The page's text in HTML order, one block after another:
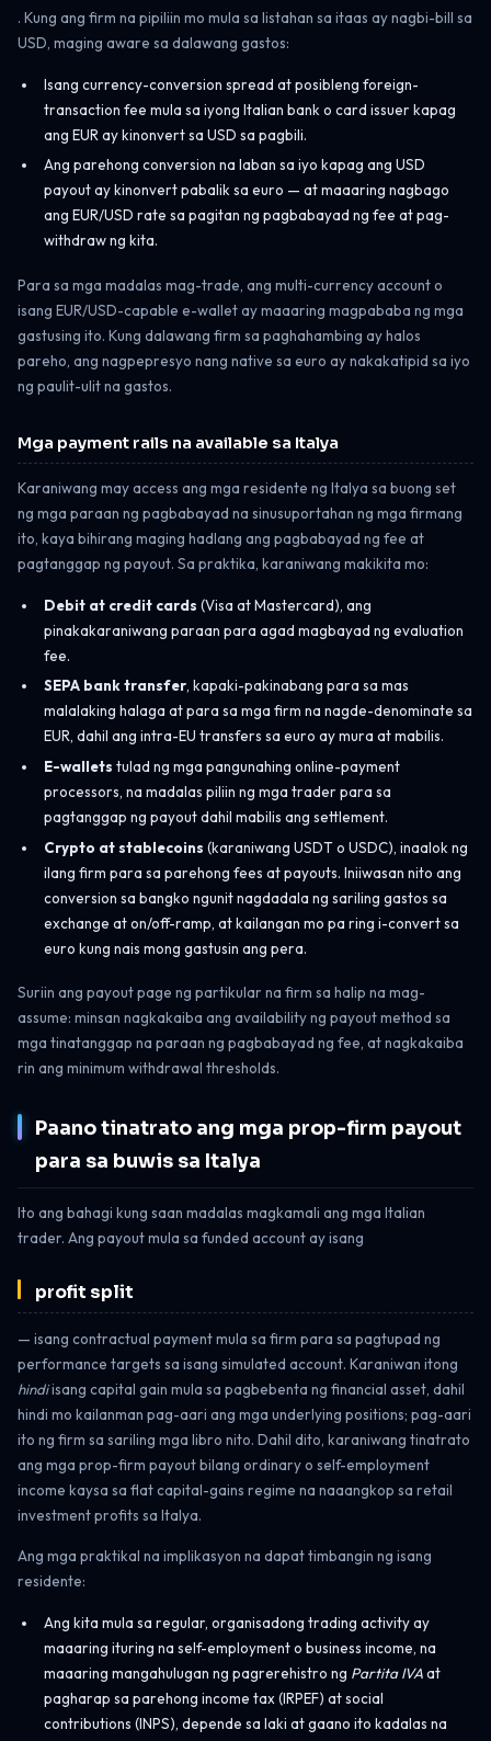
. Kung ang firm na pipiliin mo mula sa listahan sa itaas ay nagbi-bill sa
USD, maging aware sa dalawang gastos:
Isang currency-conversion spread at posibleng foreign-
transaction fee mula sa iyong Italian bank o card issuer kapag
ang EUR ay kinonvert sa USD sa pagbili.
Ang parehong conversion na laban sa iyo kapag ang USD
payout ay kinonvert pabalik sa euro — at maaaring nagbago
ang EUR/USD rate sa pagitan ng pagbabayad ng fee at pag-
withdraw ng kita.
Para sa mga madalas mag-trade, ang multi-currency account o
isang EUR/USD-capable e-wallet ay maaaring magpababa ng mga
gastusing ito. Kung dalawang firm sa paghahambing ay halos
pareho, ang nagpepresyo nang native sa euro ay nakakatipid sa iyo
ng paulit-ulit na gastos.
Mga payment rails na available sa Italya
Karaniwang may access ang mga residente ng Italya sa buong set
ng mga paraan ng pagbabayad na sinusuportahan ng mga firmang
ito, kaya bihirang maging hadlang ang pagbabayad ng fee at
pagtanggap ng payout. Sa praktika, karaniwang makikita mo:
Debit at credit cards (Visa at Mastercard), ang
pinakakaraniwang paraan para agad magbayad ng evaluation
fee.
SEPA bank transfer, kapaki-pakinabang para sa mas
malalaking halaga at para sa mga firm na nagde-denominate sa
EUR, dahil ang intra-EU transfers sa euro ay mura at mabilis.
E-wallets tulad ng mga pangunahing online-payment
processors, na madalas piliin ng mga trader para sa
pagtanggap ng payout dahil mabilis ang settlement.
Crypto at stablecoins (karaniwang USDT o USDC), inaalok ng
ilang firm para sa parehong fees at payouts. Iniiwasan nito ang
conversion sa bangko ngunit nagdadala ng sariling gastos sa
exchange at on/off-ramp, at kailangan mo pa ring i-convert sa
euro kung nais mong gastusin ang pera.
Suriin ang payout page ng partikular na firm sa halip na mag-
assume: minsan nagkakaiba ang availability ng payout method sa
mga tinatanggap na paraan ng pagbabayad ng fee, at nagkakaiba
rin ang minimum withdrawal thresholds.
Paano tinatrato ang mga prop-firm payout
para sa buwis sa Italya
Ito ang bahagi kung saan madalas magkamali ang mga Italian
trader. Ang payout mula sa funded account ay isang
profit split
— isang contractual payment mula sa firm para sa pagtupad ng
performance targets sa isang simulated account. Karaniwan itong
hindiisang capital gain mula sa pagbebenta ng financial asset, dahil
hindi mo kailanman pag-aari ang mga underlying positions; pag-aari
ito ng firm sa sariling mga libro nito. Dahil dito, karaniwang tinatrato
ang mga prop-firm payout bilang ordinary o self-employment
income kaysa sa flat capital-gains regime na naaangkop sa retail
investment profits sa Italya.
Ang mga praktikal na implikasyon na dapat timbangin ng isang
residente:
Ang kita mula sa regular, organisadong trading activity ay
maaaring ituring na self-employment o business income, na
maaaring mangahulugan ng pagrerehistro ng Partita IVAat
pagharap sa parehong income tax (IRPEF) at social
contributions (INPS), depende sa laki at gaano ito kadalas na